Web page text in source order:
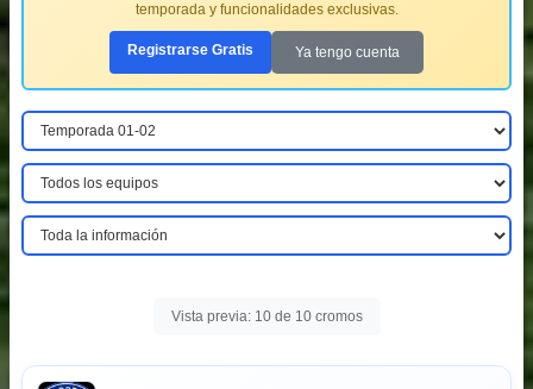
temporada y funcionalidades exclusivas.
Registrarse Gratis Ya tengo cuenta
Vista previa: 10 de 10 cromos